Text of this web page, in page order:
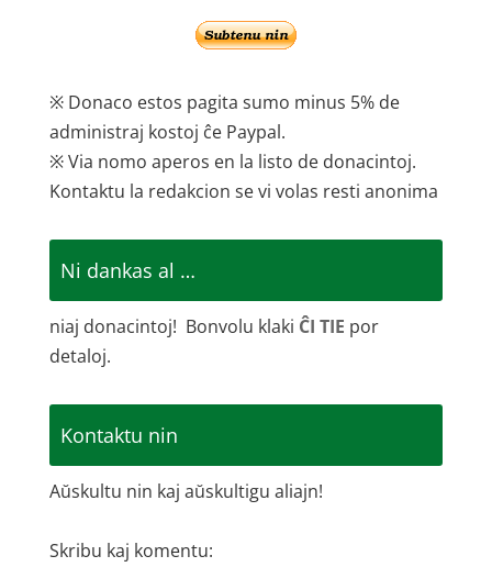
※ Donaco estos pagita sumo minus 5% de
administraj kostoj ĉe Paypal.
※ Via nomo aperos en la listo de donacintoj.
Kontaktu la redakcion se vi volas resti anonima
Ni dankas al …
niaj donacintoj! Bonvolu klaki ĈI TIE por
detaloj.
Kontaktu nin
Aŭskultu nin kaj aŭskultigu aliajn!
Skribu kaj komentu: